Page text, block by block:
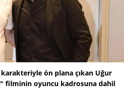
ön plana çıkan Uğur
filminin oyuncu kadrosuna dahil